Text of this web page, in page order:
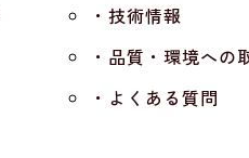
・技術情報
・品質・環境への
・よくある質問